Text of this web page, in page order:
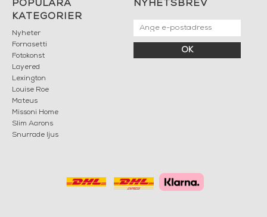
POPULÄRA
KATEGORIER
Nyheter
Fornasetti
Fotokonst
Layered
Lexington
Louise Roe
Mateus
Missoni Home
Slim Aarons
Snurrade ljus
NYHETSBREV
OK